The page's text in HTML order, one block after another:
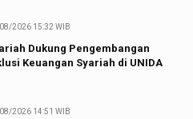
2026 15:32 WIB
Dukung Pengembangan
Keuangan Syariah di UNIDA
2026 14:51 WIB